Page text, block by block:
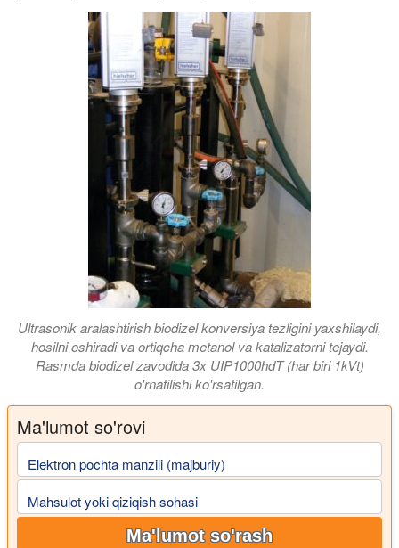
Ultrasonik aralashtirish biodizel konversiya tezligini yaxshilaydi,
hosilni oshiradi va ortiqcha metanol va katalizatorni tejaydi.
Rasmda biodizel zavodida 3x UIP1000hdT (har biri 1kVt)
o'rnatilishi ko'rsatilgan.
Ma'lumot so'rovi
Elektron pochta manzili (majburiy)
Mahsulot yoki qiziqish sohasi
Ma'lumot so'rash